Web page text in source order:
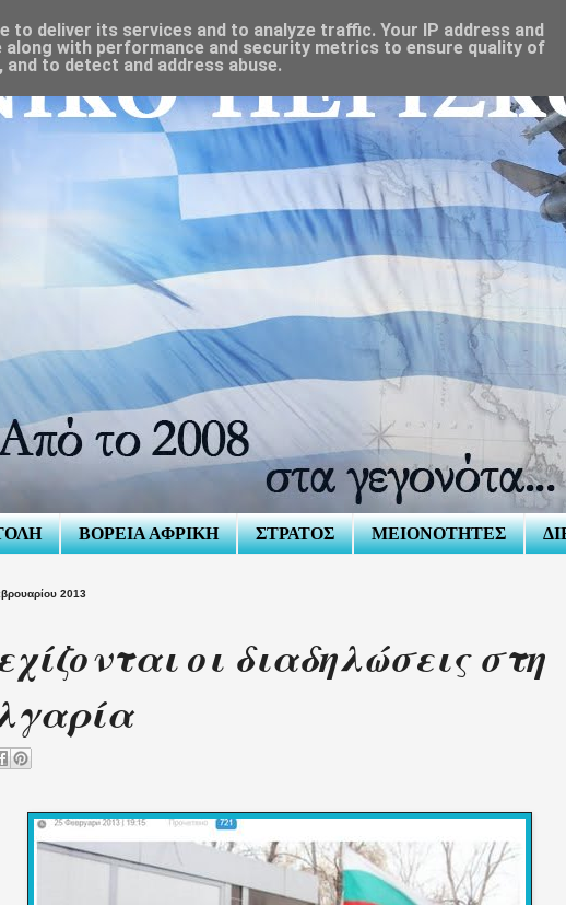
ΒΟΡΕΙΑ ΑΦΡΙΚΗ ΣΤΡΑΤΟΣ ΜΕΙΟΝΟΤΗΤΕΣ
2013
οι διαδηλώσεις στη
to deliver its services and to analyze traffic. Your IP address and
along with performance and security metrics to ensure quality of
to detect and address abuse.